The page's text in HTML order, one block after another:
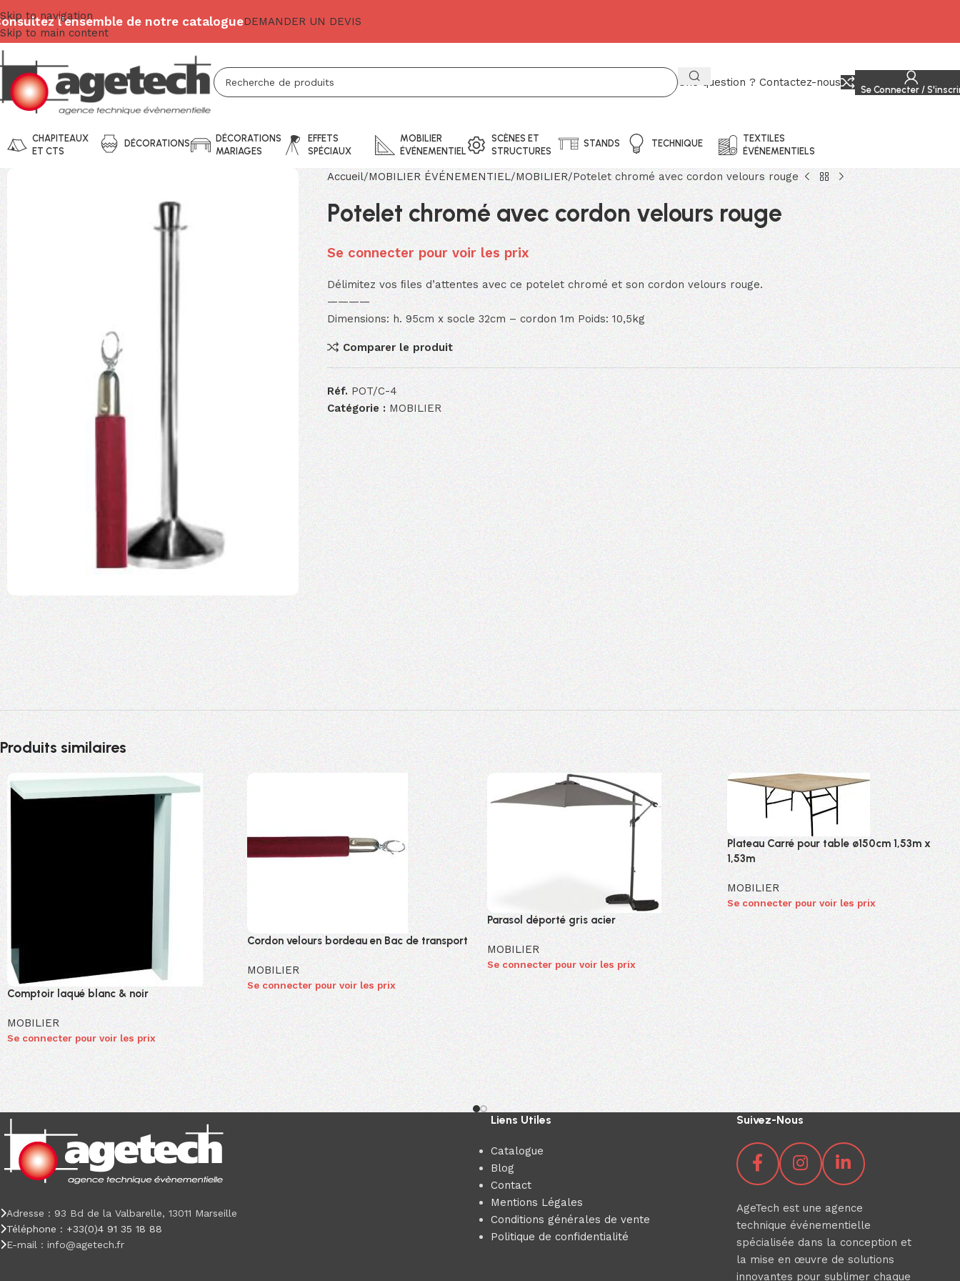
Skip to navigation
Skip to main content
l'ensemble de notre catalogueDEMANDER UN DEVIS
Une question ? Contactez-nous
Se Connecter /
CHAPITEAUX
ET CTS
DÉCORATIONS
DÉCORATIONS
MARIAGES
EFFETS
SPÉCIAUX
MOBILIER
ÉVÉNEMENTIEL
SCÈNES ET
STRUCTURES
STANDS TECHNIQUE
TEXTILES
ÉVÉNEMENTIELS
Accueil MOBILIER ÉVÉNEMENTIEL MOBILIER Potelet chromé avec cordon velours rouge
Potelet chromé avec cordon velours rouge
Se connecter pour voir les prix
Délimitez vos ﬁles d’attentes avec ce potelet chromé et son cordon velours rouge.
————
Dimensions: h. 95cm x socle 32cm – cordon 1m Poids: 10,5kg
Comparer le produit
Réf.POT/C-4
Catégorie : MOBILIER
Produits similaires
Comptoir laqué blanc & noir
MOBILIER
Se connecter pour voir les prix
Cordon velours bordeau en Bac de transport
MOBILIER
Se connecter pour voir les prix
Parasol déporté gris acier
MOBILIER
Se connecter pour voir les prix
Plateau Carré pour table ø150cm 1,53m x
1,53m
MOBILIER
Se connecter pour voir les prix
Adresse : 93 Bd de la Valbarelle, 13011 Marseille
Téléphone : +33(0)4 91 35 18 88
E-mail : info@agetech.fr
Liens Utiles
Catalogue
Blog
Contact
Mentions Légales
Conditions générales de vente
Politique de confidentialité
Suivez-Nous
AgeTech est une agence
technique événementielle
spécialisée dans la conception et
la mise en œuvre de solutions
innovantes pour sublimer chaque